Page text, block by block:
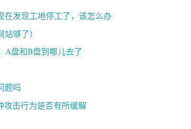
在发现工地停工了，该怎么办
够了）
A盘和B盘到哪儿去了
题吗
攻击行为是否有所缓解